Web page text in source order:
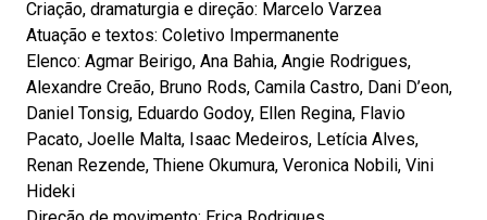
Criação, dramaturgia e direção: Marcelo Varzea
Atuação e textos: Coletivo Impermanente
Elenco: Agmar Beirigo, Ana Bahia, Angie Rodrigues,
Alexandre Creão, Bruno Rods, Camila Castro, Dani D’eon,
Daniel Tonsig, Eduardo Godoy, Ellen Regina, Flavio
Pacato, Joelle Malta, Isaac Medeiros, Letícia Alves,
Renan Rezende, Thiene Okumura, Veronica Nobili, Vini
Hideki